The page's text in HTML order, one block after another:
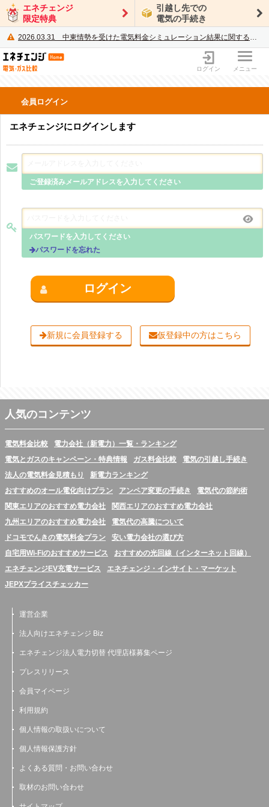
エネチェンジ
限定特典
引越し先での
電気の手続き
2026.03.31 中東情勢を受けた電気料金シミュレーション結果に関するご案内
電力・ガス比較サイト エネチェンジ
ログイン メニュー
会員ログイン
エネチェンジにログインします
ご登録済みメールアドレスを入力してください
パスワードを入力してください
パスワードを忘れた
ログイン
新規に会員登録する 仮登録中の方はこちら
人気のコンテンツ
電気料金比較
電力会社（新電力）一覧・ランキング
電気とガスのキャンペーン・特典情報
ガス料金比較
電気の引越し手続き
法人の電気料金見積もり
新電力ランキング
おすすめのオール電化向けプラン
アンペア変更の手続き
電気代の節約術
関東エリアのおすすめ電力会社
関西エリアのおすすめ電力会社
九州エリアのおすすめ電力会社
電気代の高騰について
ドコモでんきの電気料金プラン
安い電力会社の選び方
自宅用Wi-Fiのおすすめサービス
おすすめの光回線（インターネット回線）
エネチェンジEV充電サービス
エネチェンジ・インサイト・マーケット
JEPXプライスチェッカー
運営企業
法人向けエネチェンジ Biz
エネチェンジ法人電力切替 代理店様募集ページ
プレスリリース
会員マイページ
利用規約
個人情報の取扱いについて
個人情報保護方針
よくある質問・お問い合わせ
取材のお問い合わせ